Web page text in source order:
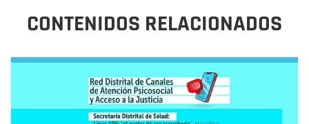
CONTENIDOS RELACIONADOS